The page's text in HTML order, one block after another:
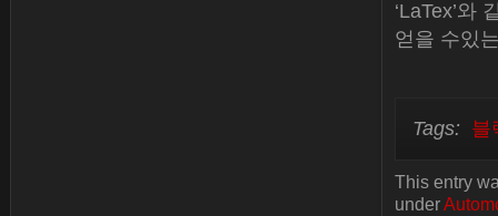
‘LaTex’와
얻을 수있
Tags: 블
This entry
under